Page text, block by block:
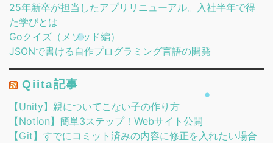
25年新卒が担当したアプリリニューアル。入社半年で得
た学びとは
Goクイズ（メソッド編）
JSONで書ける自作プログラミング言語の開発
Qiita記事
【Unity】親についてこない子の作り方
【Notion】簡単3ステップ！Webサイト公開
【Git】すでにコミット済みの内容に修正を入れたい場合